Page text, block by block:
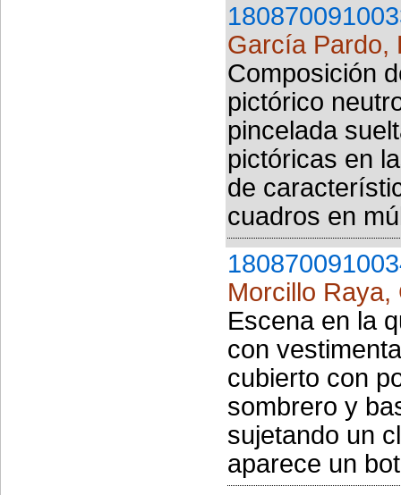
García Pardo,
Composición
pictórico
pincelada
pictóricas en
de
cuadros en
Morcillo Raya,
Escena en la
con
cubierto con
sombrero y
sujetando un
aparece un